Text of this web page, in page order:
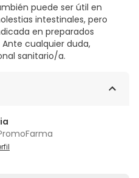
puede ser útil en
intestinales, pero
en preparados
cualquier duda,
sanitario/a.